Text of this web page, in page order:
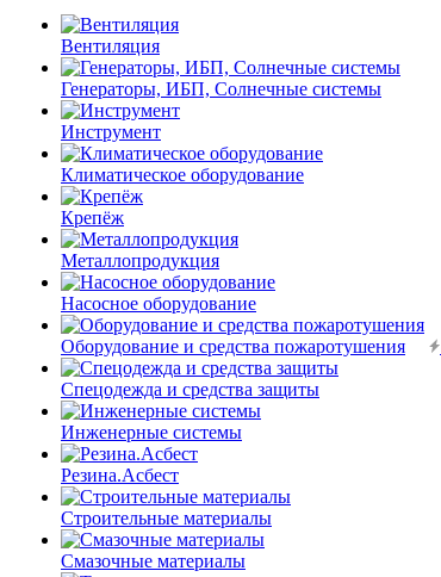
Вентиляция
Генераторы, ИБП, Солнечные системы
Инструмент
Климатическое оборудование
Крепёж
Металлопродукция
Насосное оборудование
Оборудование и средства пожаротушения
Спецодежда и средства защиты
Инженерные системы
Резина.Асбест
Строительные материалы
Смазочные материалы